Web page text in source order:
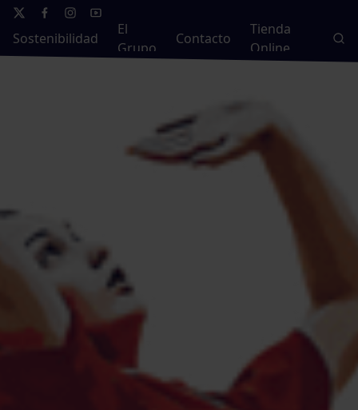
Sostenibilidad
El
Grupo
Contacto
Tienda
Online